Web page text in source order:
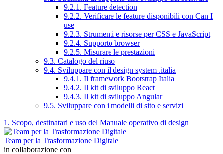
9.2.1. Feature detection
9.2.2. Verificare le feature disponibili con Can I
use
9.2.3. Strumenti e risorse per CSS e JavaScript
9.2.4. Supporto browser
9.2.5. Misurare le prestazioni
9.3. Catalogo del riuso
9.4. Sviluppare con il design system .italia
9.4.1. Il framework Bootstrap Italia
9.4.2. Il kit di sviluppo React
9.4.3. Il kit di sviluppo Angular
9.5. Sviluppare con i modelli di sito e servizi
1. Scopo, destinatari e uso del Manuale operativo di design
Team per la Trasformazione Digitale
in collaborazione con